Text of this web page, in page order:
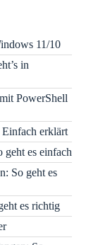
11/10
in
PowerShell
erklärt
geht es einfach
So geht es
es richtig